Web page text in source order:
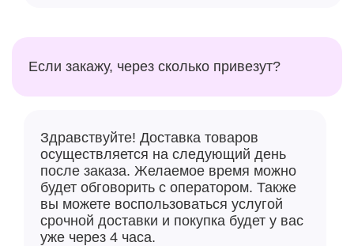
Если закажу, через сколько привезут?
Здравствуйте! Доставка товаров
осуществляется на следующий день
после заказа. Желаемое время можно
будет обговорить с оператором. Также
вы можете воспользоваться услугой
срочной доставки и покупка будет у вас
уже через 4 часа.